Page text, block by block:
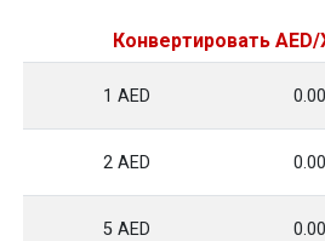
Конвертировать AED/
1 AED
2 AED
5 AED